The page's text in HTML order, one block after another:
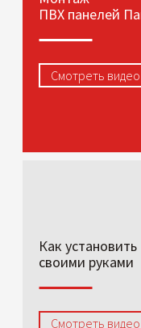
ПВХ панелей
Смотреть видео
Как
своими руками
Смотреть видео